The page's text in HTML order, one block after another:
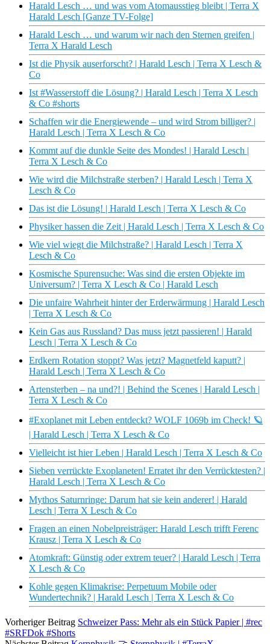
Harald Lesch … und was vom Atomausstieg bleibt | Terra X
Harald Lesch [Ganze TV-Folge]
Harald Lesch … und warum wir nach den Sternen greifen |
Terra X Harald Lesch
Ist die Physik auserforscht? | Harald Lesch | Terra X Lesch &
Co
Ist #Wasserstoff die Lösung? | Harald Lesch | Terra X Lesch
& Co #shorts
Schaffen wir die Energiewende – und wird Strom billiger? |
Harald Lesch | Terra X Lesch & Co
Kommt auf die dunkle Seite des Mondes! | Harald Lesch |
Terra X Lesch & Co
Wie wird die Milchstraße sterben? | Harald Lesch | Terra X
Lesch & Co
Das ist die Lösung! | Harald Lesch | Terra X Lesch & Co
Physiker hassen die Zeit | Harald Lesch | Terra X Lesch & Co
Wie viel wiegt die Milchstraße? | Harald Lesch | Terra X
Lesch & Co
Kosmische Spurensuche: Was sind die ersten Objekte im
Universum? | Terra X Lesch & Co | Harald Lesch
Die unfaire Wahrheit hinter der Erderwärmung | Harald Lesch
| Terra X Lesch & Co
Kein Gas aus Russland? Das muss jetzt passieren! | Harald
Lesch | Terra X Lesch & Co
Erdkern Rotation stoppt? Was jetzt? Magnetfeld kaputt? |
Harald Lesch | Terra X Lesch & Co
Artensterben – na und?! | Behind the Scenes | Harald Lesch |
Terra X Lesch & Co
#Exoplanet mit Leben entdeckt? WOLF 1069b im Check! 🪐
| Harald Lesch | Terra X Lesch & Co
Vielleicht ist hier Leben | Harald Lesch | Terra X Lesch & Co
Sieben verrückte Exoplaneten! Erratet ihr den Verrücktesten? |
Harald Lesch | Terra X Lesch & Co
Mythos Saturnringe: Darum hat sie kein anderer! | Harald
Lesch | Terra X Lesch & Co
Fragen an einen Nobelpreisträger: Harald Lesch trifft Ferenc
Krausz | Terra X Lesch & Co
Atomkraft: Günstig oder extrem teuer? | Harald Lesch | Terra
X Lesch & Co
Kohle gegen Klimakrise: Perpetuum Mobile oder
Wundertechnik? | Harald Lesch | Terra X Lesch & Co
Vorheriger Beitrag Schweizer Pass: Mehr als ein Stück Papier | #rec
#SRFDok #Shorts